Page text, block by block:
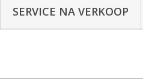
SERVICE NA VERKOOP